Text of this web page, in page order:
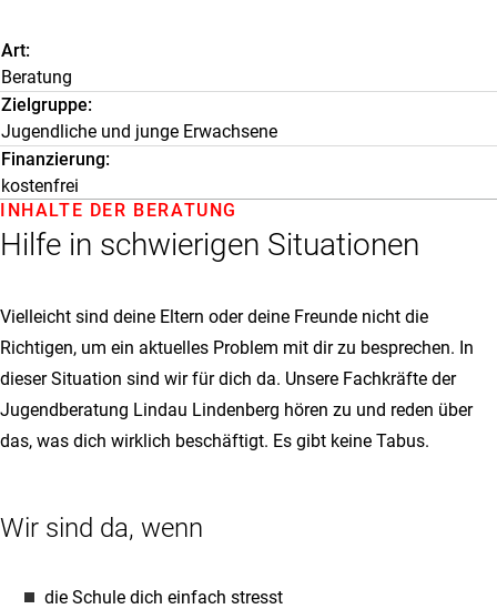
Art
Beratung
Zielgruppe
Jugendliche und junge Erwachsene
Finanzierung
kostenfrei
Hilfe in schwierigen Situationen
INHALTE DER BERATUNG
Vielleicht sind deine Eltern oder deine Freunde nicht die
Richtigen, um ein aktuelles Problem mit dir zu besprechen. In
dieser Situation sind wir für dich da. Unsere Fachkräfte der
Jugendberatung Lindau Lindenberg hören zu und reden über
das, was dich wirklich beschäftigt. Es gibt keine Tabus.
Wir sind da, wenn
die Schule dich einfach stresst